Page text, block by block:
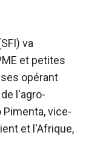
va
et petites
opérant
l'agro-
vice-
et l'Afrique,